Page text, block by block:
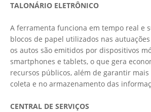
TALONÁRIO ELETRÔNICO
A ferramenta funciona em tempo real e
blocos de papel utilizados nas
os autos são emitidos por dispositivos
smartphones e tablets, o que gera
recursos públicos, além de garantir mais
coleta e no armazenamento das
CENTRAL DE SERVIÇOS